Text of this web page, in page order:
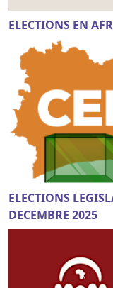
ELECTIONS EN
ELECTIONS
DECEMBRE 2025